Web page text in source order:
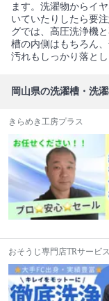
ます。洗濯物からイ
いていたりしたら要
グでは、高圧洗浄機
槽の内側はもちろん
汚れもしっかり落とし
岡山県の洗濯槽・洗
きらめき工房プラス
おそうじ専門店TRサービス